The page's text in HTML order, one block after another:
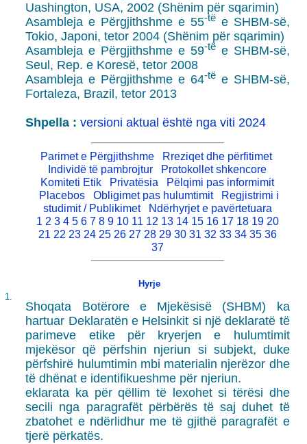
Uashington, USA, 2002 (Shënim për sqarimin)
Asambleja e Përgjithshme e 55-tëe SHBM-së,
Tokio, Japoni, tetor 2004 (Shënim për sqarimin)
Asambleja e Përgjithshme e 59-tëe SHBM-së,
Seul, Rep. e Koresë, tetor 2008
Asambleja e Përgjithshme e 64-tëe SHBM-së,
Fortaleza, Brazil, tetor 2013
Shpella :versioni aktual është nga viti 2024
Parimet e Përgjithshme
Rreziqet dhe përfitimet
Individë të pambrojtur
Protokollet shkencore
Komiteti Etik
Privatësia
Pëlqimi pas informimit
Placebos
Obligimet pas hulumtimit
Regjistrimi i
studimit / Publikimet
Ndërhyrjet e pavërtetuara
1 2 3 4 5 6 7 8 9 10 11 12 13 14 15 16 17 18 19 20
21 22 23 24 25 26 27 28 29 30 31 32 33 34 35 36
37
Hyrje
1.
Shoqata Botërore e Mjekësisë (SHBM) ka
hartuar Deklaratën e Helsinkit si një deklaratë të
parimeve etike për kryerjen e hulumtimit
mjekësor që përfshin njeriun si subjekt, duke
përfshirë hulumtimin mbi materialin njerëzor dhe
të dhënat e identifikueshme për njeriun.
eklarata ka për qëllim të lexohet si tërësi dhe
secili nga paragrafët përbërës të saj duhet të
zbatohet e ndërlidhur me të gjithë paragrafët e
tjerë përkatës.